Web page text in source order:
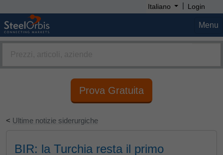
Italiano | Login
Menu
Prova Gratuita
< Ultime notizie siderurgiche
BIR: la Turchia resta il primo